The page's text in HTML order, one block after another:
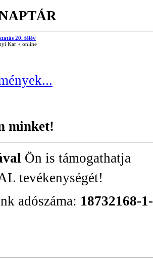
20. félév
Kar + online
minket!
Ön is támogathatja
tevékenységét!
adószáma: 18732168-